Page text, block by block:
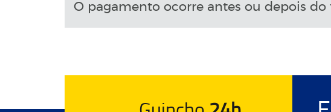
O pagamento ocorre antes ou depois do